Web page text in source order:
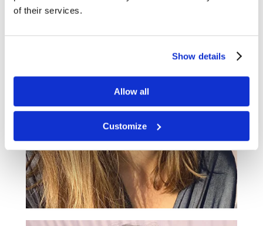
of their services.
Show details
Allow all
Customize